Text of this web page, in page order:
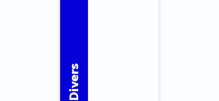
Divers